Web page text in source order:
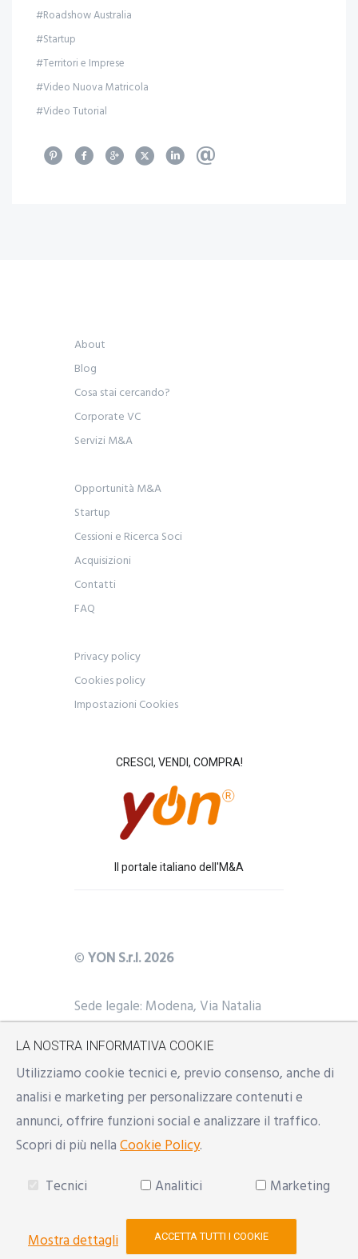
#Roadshow Australia
#Startup
#Territori e Imprese
#Video Nuova Matricola
#Video Tutorial
About
Blog
Cosa stai cercando?
Corporate VC
Servizi M&A
Opportunità M&A
Startup
Cessioni e Ricerca Soci
Acquisizioni
Contatti
FAQ
Privacy policy
Cookies policy
Impostazioni Cookies
CRESCI, VENDI, COMPRA!
Il portale italiano dell'M&A
©YON S.r.l. 2026
Sede legale: Modena, Via Natalia
Uffici: Modena, Reggio Emilia,
Milano
Mail:info@yon.it
P.IVA: 02533500357 | REA: RE
290154
YBS
LA NOSTRA INFORMATIVA COOKIE
Utilizziamo cookie tecnici e, previo consenso, anche di
analisi e marketing per personalizzare contenuti e
annunci, offrire funzioni social e analizzare il traffico.
Scopri di più nella Cookie Policy.
Tecnici Analitici Marketing
Mostra dettagli ACCETTA TUTTI I COOKIE